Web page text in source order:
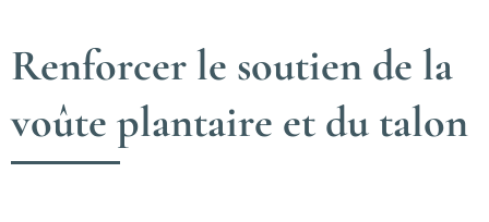
Renforcer le soutien de la
voûte plantaire et du talon